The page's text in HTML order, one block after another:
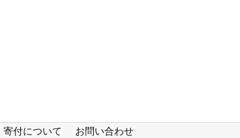
寄付について お問い合わせ